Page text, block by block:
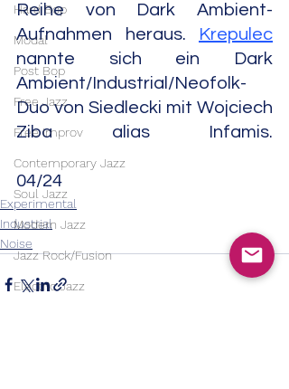
Hard Bop
Modal
Post Bop
Free Jazz
Free Improv
Contemporary Jazz
Soul Jazz
Modern Jazz
Jazz Rock/Fusion
Electric Jazz
Reihe von Dark Ambient-
Aufnahmen heraus.
Krepulec
nannte sich ein Dark
Ambient/Industrial/Neofolk-
Duo von Siedlecki mit Wojciech
Ziba alias Infamis.
04/24
Experimental
Industrial
Noise